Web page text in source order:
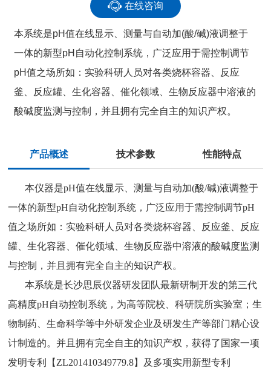
在线咨询
本系统是pH值在线显示、测量与自动加(酸/碱)液调整于
一体的新型pH自动化控制系统，广泛应用于需控制调节
pH值之场所如：实验科研人员对各类烧杯容器、反应
釜、反应罐、生化容器、催化领域、生物反应器中溶液的
酸碱度监测与控制，并且拥有完全自主的知识产权。
产品概述 技术参数 性能特点
本仪器是pH值在线显示、测量与自动加(酸/碱)液调整于
一体的新型pH自动化控制系统，广泛应用于需控制调节pH
值之场所如：实验科研人员对各类烧杯容器、反应釜、反应
罐、生化容器、催化领域、生物反应器中溶液的酸碱度监测
与控制，并且拥有完全自主的知识产权。
本系统是长沙思辰仪器研发团队最新研制开发的第三代
高精度pH自动控制系统，为高等院校、科研院所实验室；生
物制药、生命科学等中外研发企业及研发生产等部门精心设
计制造的。并且拥有完全自主的知识产权，获得了国家一项
发明专利【ZL201410349779.8】及多项实用新型专利